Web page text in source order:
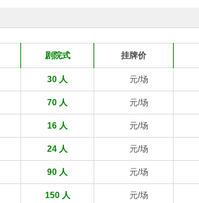
剧院式 挂牌价
30 人 元/场
70 人 元/场
16 人 元/场
24 人 元/场
90 人 元/场
150 人 元/场